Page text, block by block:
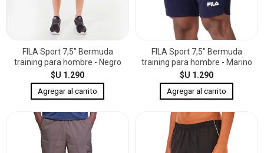
FILA Sport 7,5" Bermuda
training para hombre - Negro
$U 1.290
FILA Sport 7,5" Bermuda
training para hombre - Marino
$U 1.290